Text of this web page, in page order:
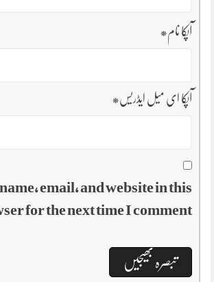
آپکا نام*
آپکا ای میل ایڈریس*
email, and website in this
for the next time I comment.